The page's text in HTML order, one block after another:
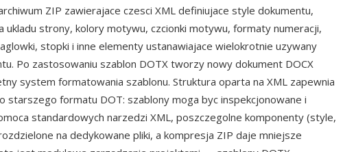
ZIP zawierajace czesci XML definiujace style dokumentu,
ukladu strony, kolory motywu, czcionki motywu, formaty numeracji,
stopki i inne elementy ustanawiajace wielokrotnie uzywany
Po zastosowaniu szablon DOTX tworzy nowy dokument DOCX
system formatowania szablonu. Struktura oparta na XML zapewnia
starszego formatu DOT: szablony moga byc inspekcjonowane i
standardowych narzedzi XML, poszczegolne komponenty (style,
na dedykowane pliki, a kompresja ZIP daje mniejsze